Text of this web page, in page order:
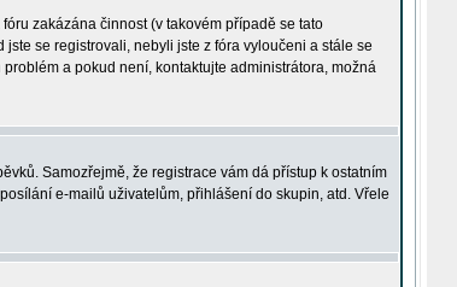
zakázána činnost (v takovém případě se tato
se registrovali, nebyli jste z fóra vyloučeni a stále se
a pokud není, kontaktujte administrátora, možná
Samozřejmě, že registrace vám dá přístup k ostatním
e-mailů uživatelům, přihlášení do skupin, atd. Vřele